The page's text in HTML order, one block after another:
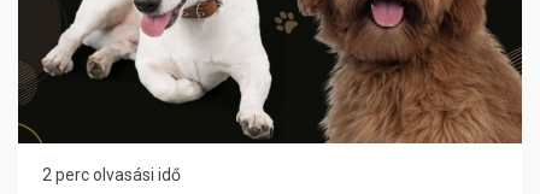
2 perc olvasási idő